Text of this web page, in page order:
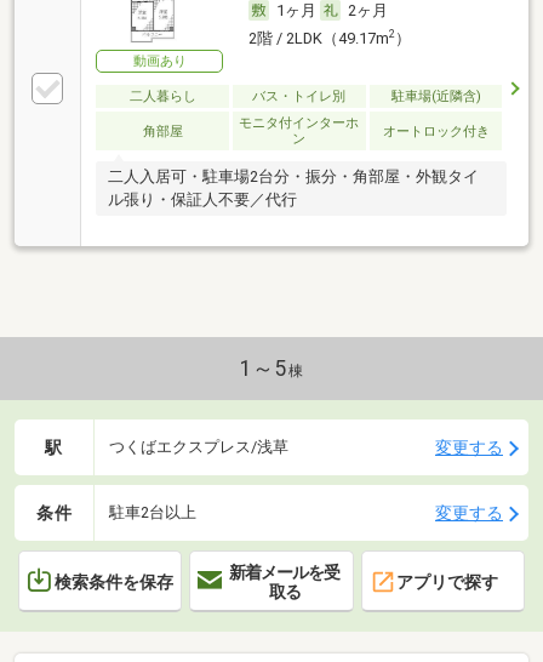
動画あり
1ヶ月
2ヶ月
2階 / 2LDK（49.17m2）
二人暮らし バス・トイレ別 駐車場(近隣含)
角部屋
モニタ付インターホ
ン
オートロック付き
二人入居可・駐車場2台分・振分・角部屋・外観タイ
ル張り・保証人不要／代行
1～5棟
駅 つくばエクスプレス/浅草 変更する
条件 駐車2台以上 変更する
検索条件を保存
新着メールを受
取る
アプリで探す